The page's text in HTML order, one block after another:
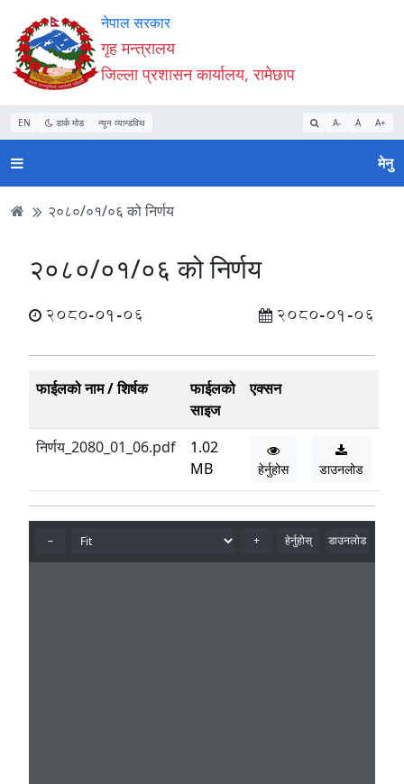
Accessibility
Mode
सुरु
गर्नुहोस्
सामाग्री
पढ्नुहाेस्
नेभिगेसन
पढ्नुहाेस्
वेबसाइट
खोजमा
जानुहोस्
नेपाल सरकार
गृह मन्त्रालय
जिल्ला प्रशासन कार्यालय, रामेछाप
EN डार्क मोड न्यून व्यान्डविथ A- A A+
मेनु
२०८०/०१/०६ को निर्णय
२०८०/०१/०६ को निर्णय
2080-01-06 2080-01-06
फाईलको नाम / शिर्षक
फाईलको
साइज
एक्सन
निर्णय_2080_01_06.pdf
1.02
MB
हेर्नुहोस डाउनलोड